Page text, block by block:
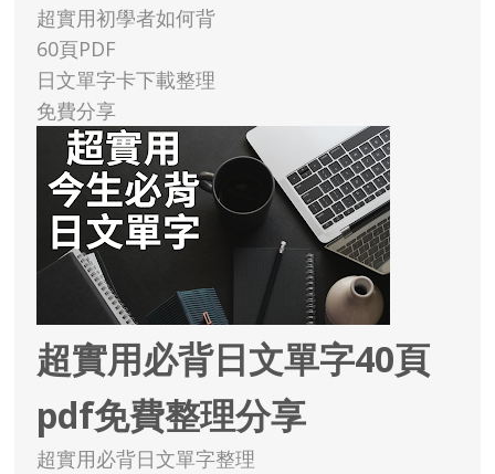
超實用初學者如何背
60頁PDF
日文單字卡下載整理
免費分享
超實用必背日文單字40頁
pdf免費整理分享
超實用必背日文單字整理